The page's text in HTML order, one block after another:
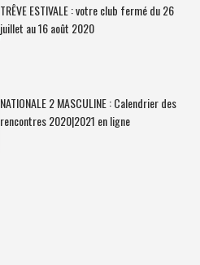
TRÊVE ESTIVALE : votre club fermé du 26
juillet au 16 août 2020
NATIONALE 2 MASCULINE : Calendrier des
rencontres 2020|2021 en ligne